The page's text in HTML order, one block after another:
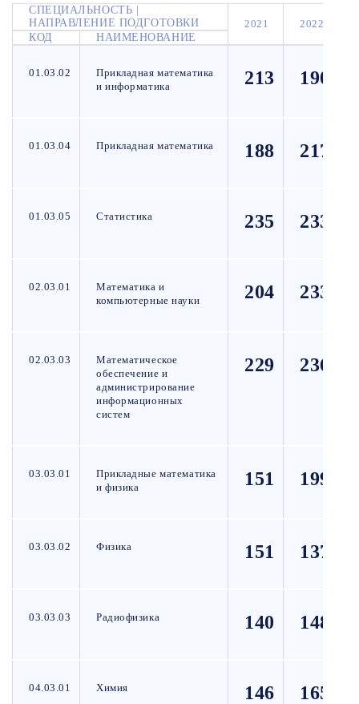
СПЕЦИАЛЬНОСТЬ |
НАПРАВЛЕНИЕ ПОДГОТОВКИ
2021 2022
КОД
НАИМЕНОВАНИЕ
01.03.02
Прикладная математика
и информатика
213 190
01.03.04 Прикладная математика 188 217
01.03.05 Статистика 235 233
02.03.01
Математика и
компьютерные науки
204 233
02.03.03
Математическое
обеспечение и
администрирование
информационных
систем
229 236
03.03.01
Прикладные математика
и физика
151 199
03.03.02 Физика 151 137
03.03.03 Радиофизика 140 148
04.03.01 Химия 146 165